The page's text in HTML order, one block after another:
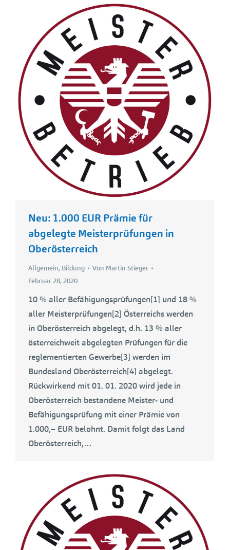
Neu: 1.000 EUR Prämie für
abgelegte Meisterprüfungen in
Oberösterreich
Allgemein, Bildung Von Martin Stieger
Februar 28, 2020
10 % aller Befähigungsprüfungen[1] und 18 %
aller Meisterprüfungen[2] Österreichs werden
in Oberösterreich abgelegt, d.h. 13 % aller
österreichweit abgelegten Prüfungen für die
reglementierten Gewerbe[3] werden im
Bundesland Oberösterreich[4] abgelegt.
Rückwirkend mit 01. 01. 2020 wird jede in
Oberösterreich bestandene Meister- und
Befähigungsprüfung mit einer Prämie von
1.000,– EUR belohnt. Damit folgt das Land
Oberösterreich,…